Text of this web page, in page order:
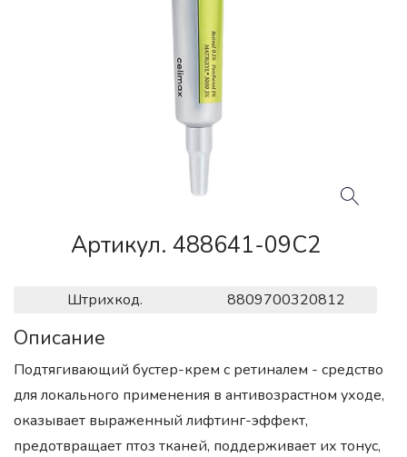
Артикул. 488641-09C2
Штрихкод. 8809700320812
Описание
Подтягивающий бустер-крем с ретиналем - средство
для локального применения в антивозрастном уходе,
оказывает выраженный лифтинг-эффект,
предотвращает птоз тканей, поддерживает их тонус,